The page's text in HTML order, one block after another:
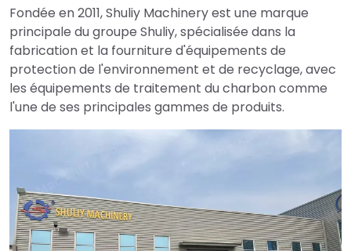
Fondée en 2011, Shuliy Machinery est une marque
principale du groupe Shuliy, spécialisée dans la
fabrication et la fourniture d'équipements de
protection de l'environnement et de recyclage, avec
les équipements de traitement du charbon comme
l'une de ses principales gammes de produits.